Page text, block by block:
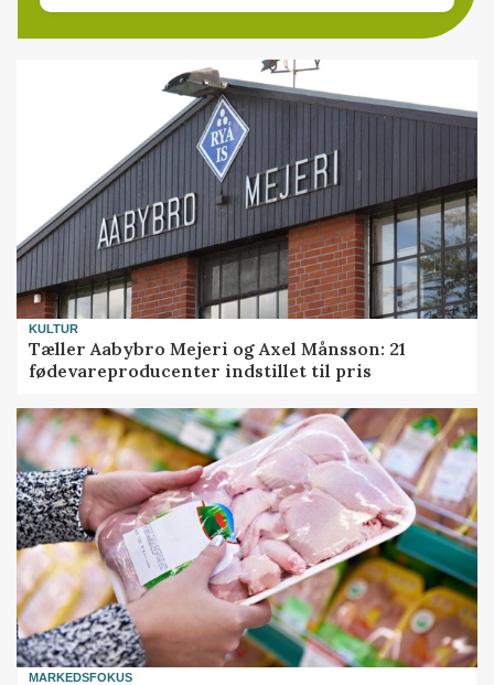
KULTUR
Tæller Aabybro Mejeri og Axel Månsson: 21
fødevareproducenter indstillet til pris
MARKEDSFOKUS